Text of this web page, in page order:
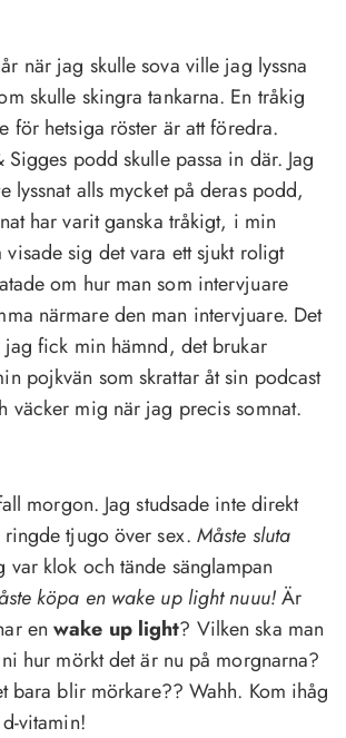
när jag skulle sova ville jag lyssna
skulle skingra tankarna. En tråkig
för hetsiga röster är att föredra.
Sigges podd skulle passa in där. Jag
lyssnat alls mycket på deras podd,
har varit ganska tråkigt, i min
sig det vara ett sjukt roligt
om hur man som intervjuare
närmare den man intervjuare. Det
fick min hämnd, det brukar
pojkvän som skrattar åt sin podcast
väcker mig när jag precis somnat.
morgon. Jag studsade inte direkt
tjugo över sex. Måste sluta
var klok och tände sänglampan
köpa en wake up light nuuu!Är
enwake up light? Vilken ska man
hur mörkt det är nu på morgnarna?
bara blir mörkare?? Wahh. Kom ihåg
vitamin!